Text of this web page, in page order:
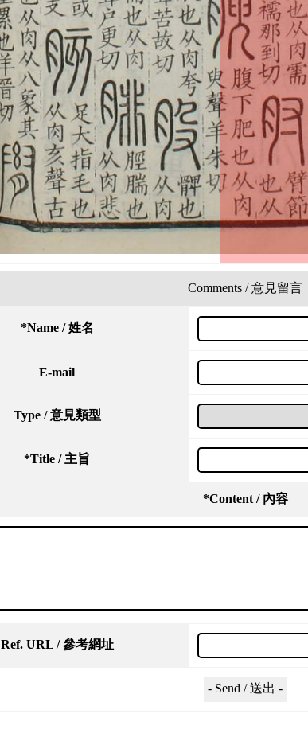
Comments / 意見留言
*Name / 姓名
E-mail
Type / 意見類型
*Title / 主旨
*Content / 內容
Ref. URL / 參考網址